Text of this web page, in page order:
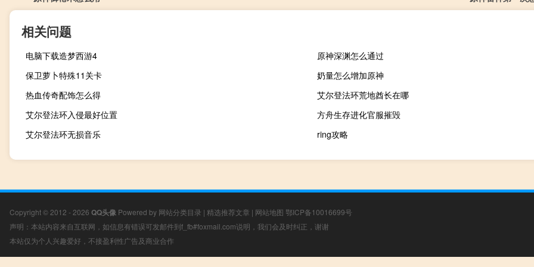
相关问题
电脑下载造梦西游4
原神深渊怎么通过
保卫萝卜特殊11关卡
奶量怎么增加原神
热血传奇配饰怎么得
艾尔登法环荒地酋长在哪
艾尔登法环入侵最好位置
方舟生存进化官服摧毁
艾尔登法环无损音乐
ring攻略
Copyright © 2012 - 2026 QQ头像 Powered by 网站分类目录 | 精选推荐文章 | 网站地图 鄂ICP备10016699号
声明：本站内容来自互联网，如信息有错误可发邮件到f_fb#foxmail.com说明，我们会及时纠正，谢谢
本站仅为个人兴趣爱好，不接盈利性广告及商业合作